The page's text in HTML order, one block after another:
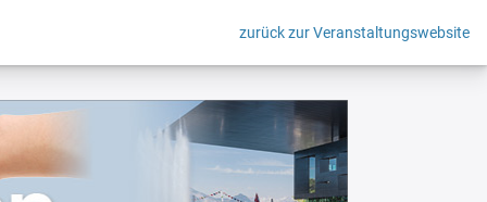
zurück zur Veranstaltungswebsite